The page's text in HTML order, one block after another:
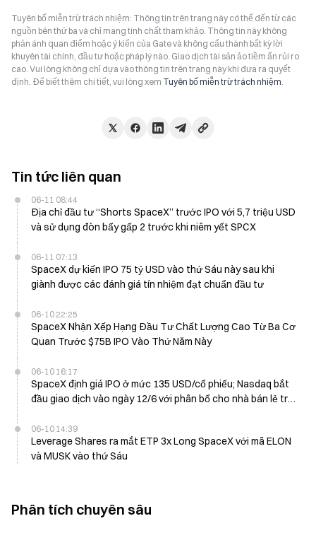
Tuyên bố miễn trừ trách nhiệm: Thông tin trên trang này có thể đến từ các
nguồn bên thứ ba và chỉ mang tính chất tham khảo. Thông tin này không
phản ánh quan điểm hoặc ý kiến của Gate và không cấu thành bất kỳ lời
khuyên tài chính, đầu tư hoặc pháp lý nào. Giao dịch tài sản ảo tiềm ẩn rủi ro
cao. Vui lòng không chỉ dựa vào thông tin trên trang này khi đưa ra quyết
định. Để biết thêm chi tiết, vui lòng xem Tuyên bố miễn trừ trách nhiệm.
Tin tức liên quan
06-11 08:44
Địa chỉ đầu tư “Shorts SpaceX” trước IPO với 5,7 triệu USD
và sử dụng đòn bẩy gấp 2 trước khi niêm yết SPCX
06-11 07:13
SpaceX dự kiến IPO 75 tỷ USD vào thứ Sáu này sau khi
giành được các đánh giá tín nhiệm đạt chuẩn đầu tư
06-10 22:25
SpaceX Nhận Xếp Hạng Đầu Tư Chất Lượng Cao Từ Ba Cơ
Quan Trước $75B IPO Vào Thứ Năm Này
06-10 16:17
SpaceX định giá IPO ở mức 135 USD/cổ phiếu; Nasdaq bắt
đầu giao dịch vào ngày 12/6 với phân bổ cho nhà bán lẻ trên
06-10 14:39
Leverage Shares ra mắt ETP 3x Long SpaceX với mã ELON
và MUSK vào thứ Sáu
Phân tích chuyên sâu